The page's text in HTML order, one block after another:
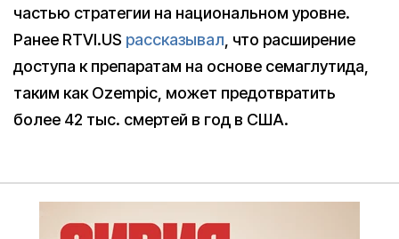
частью стратегии на национальном уровне.
Ранее RTVI.US рассказывал, что расширение
доступа к препаратам на основе семаглутида,
таким как Ozempic, может предотвратить
более 42 тыс. смертей в год в США.